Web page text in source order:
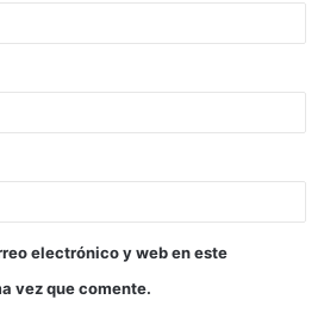
electrónico y web en este
vez que comente.